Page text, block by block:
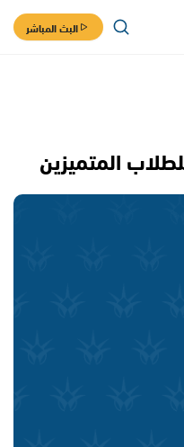
البث المباشر
المتميزين